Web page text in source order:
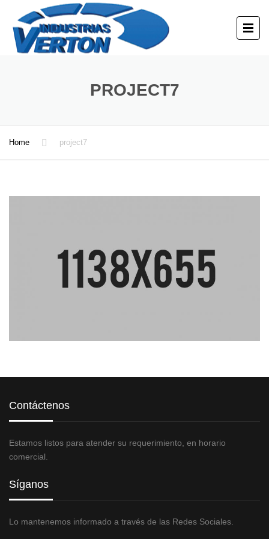
PROJECT7
Home project7
Contáctenos
Estamos listos para atender su requerimiento, en horario
comercial.
Síganos
Lo mantenemos informado a través de las Redes Sociales.